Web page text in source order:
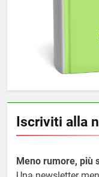
Iscriviti alla
Meno rumore, più